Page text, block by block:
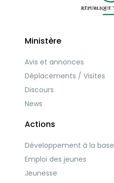
Ministère
Avis et annonces
Déplacements / Visites
Discours
News
Actions
Développement à la base
Emploi des jeunes
Jeunesse